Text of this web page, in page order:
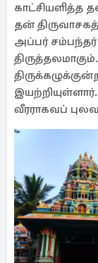
காட்சியளித்த
தன்
அப்பர் சம்பந்தர்
வீரராகவப்